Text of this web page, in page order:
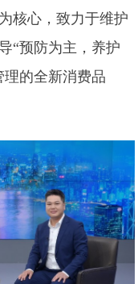
核心，致力于维护
“预防为主，养护
理的全新消费品